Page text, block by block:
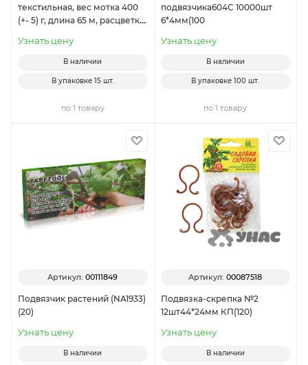
текстильная, вес мотка 400
(+- 5) г, длина 65 м, расцветки
Узнать цену
В наличии
В упаковке 15 шт.
по 1 товару
подвязчика604С 10000шт
6*4мм(100
Узнать цену
В наличии
В упаковке100 шт.
по 1 товару
Артикул:00111849
Подвязчик растений (NA1933)
(20)
Узнать цену
В наличии
Артикул:00087518
Подвязка-скрепка №2
12шт44*24мм КП(120)
Узнать цену
В наличии